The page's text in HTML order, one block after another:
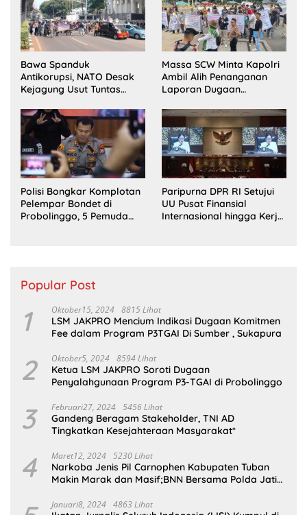
Bawa Spanduk
Antikorupsi, NATO Desak
Kejagung Usut Tuntas
Massa SCW Minta Kapolri
Ambil Alih Penanganan
Laporan Dugaan
Sumsel
Polisi Bongkar Komplotan
Pelempar Bondet di
Probolinggo, 5 Pemuda
Paripurna DPR RI Setujui
UU Pusat Finansial
Internasional hingga Kerja
Popular Post
1 Oktober15, 2024 8815 Lihat
LSM JAKPRO Mencium Indikasi Dugaan Komitmen
Fee dalam Program P3TGAI Di Sumber , Sukapura
2 Oktober5, 2024 8594 Lihat
Ketua LSM JAKPRO Soroti Dugaan
Penyalahgunaan Program P3-TGAI di Probolinggo
3 Februari27, 2024 5456 Lihat
Gandeng Beragam Stakeholder, TNI AD
Tingkatkan Kesejahteraan Masyarakat*
4 Maret12, 2024 5230 Lihat
Narkoba Jenis Pil Carnophen Kabupaten Tuban
Makin Marak dan Masif;BNN Bersama Polda Jatim
Januari8, 2024 4863 Lihat